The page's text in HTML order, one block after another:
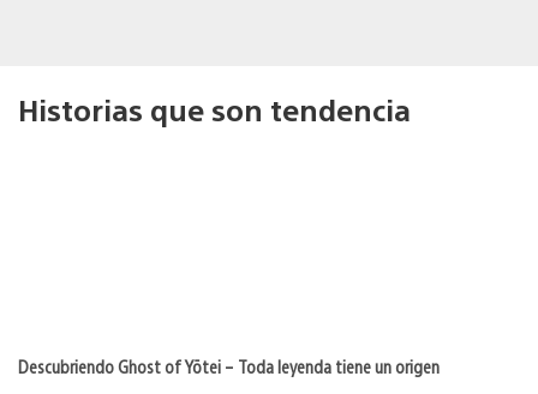
Historias que son tendencia
Descubriendo Ghost of Yōtei – Toda leyenda tiene un origen